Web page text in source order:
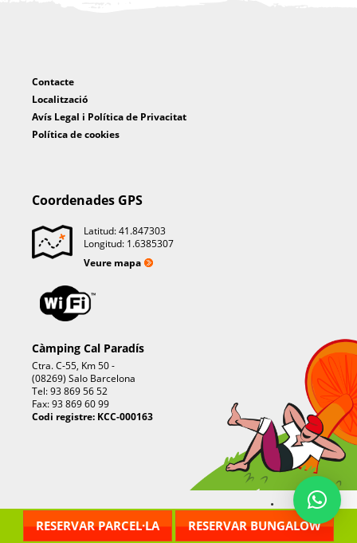
RESERVAR PARCEL·LA RESERVAR BUNGALOW
Contacte
Localització
Avís Legal i Política de Privacitat
Política de cookies
Coordenades GPS
Latitud: 41.847303
Longitud: 1.6385307
Veure mapa
Càmping Cal Paradís
Ctra. C-55, Km 50 -
(08269) Salo Barcelona
Tel: 93 869 56 52
Fax: 93 869 60 99
Codi registre: KCC-000163
.